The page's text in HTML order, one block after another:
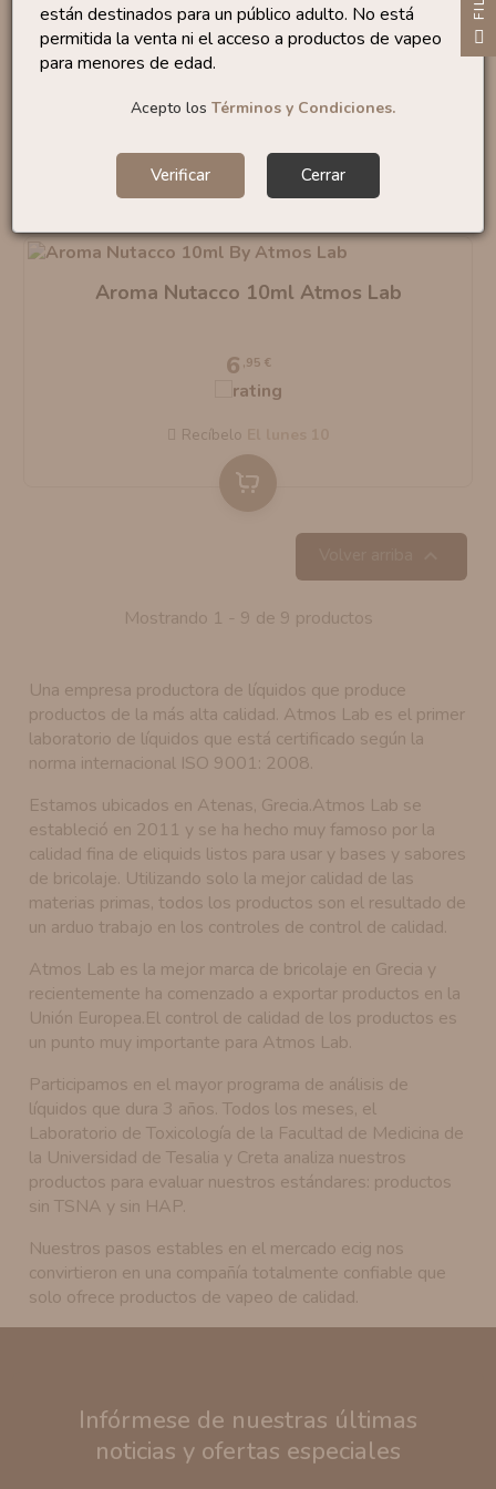
están destinados para un público adulto. No está
permitida la venta ni el acceso a productos de vapeo
para menores de edad.
Acepto los Términos y Condiciones.
Verificar Cerrar
Aroma Nocciola 10ml By Atmos Lab
6
AGOTADO
Aroma Nutacco 10ml Atmos Lab
6 ,95 €
Recíbelo
Mostrando 1 - 9 de 9 productos
Una empresa productora de líquidos que produce
productos de la más alta calidad. Atmos Lab es el primer
laboratorio de líquidos que está certificado según la
norma internacional ISO 9001: 2008.
Estamos ubicados en Atenas, Grecia.Atmos Lab se
estableció en 2011 y se ha hecho muy famoso por la
calidad fina de eliquids listos para usar y bases y sabores
de bricolaje. Utilizando solo la mejor calidad de las
materias primas, todos los productos son el resultado de
un arduo trabajo en los controles de control de calidad.
Atmos Lab es la mejor marca de bricolaje en Grecia y
recientemente ha comenzado a exportar productos en la
Unión Europea.El control de calidad de los productos es
un punto muy importante para Atmos Lab.
Participamos en el mayor programa de análisis de
líquidos que dura 3 años. Todos los meses, el
Laboratorio de Toxicología de la Facultad de Medicina de
la Universidad de Tesalia y Creta analiza nuestros
productos para evaluar nuestros estándares: productos
sin TSNA y sin HAP.
Nuestros pasos estables en el mercado ecig nos
convirtieron en una compañía totalmente confiable que
solo ofrece productos de vapeo de calidad.
Infórmese de nuestras últimas
noticias y ofertas especiales